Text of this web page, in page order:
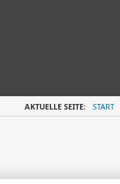
AKTUELLE SEITE: START